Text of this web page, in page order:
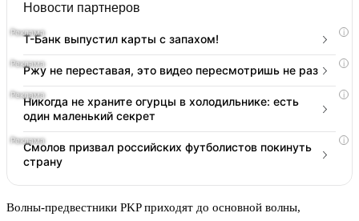
Новости партнеров
i
Т-Банк выпустил карты с запахом!
i
Ржу не переставая, это видео пересмотришь не раз
i
Никогда не храните огурцы в холодильнике: есть
один маленький секрет
i
Смолов призвал российских футболистов покинуть
страну
Волны-предвестники PKP приходят до основной волны,